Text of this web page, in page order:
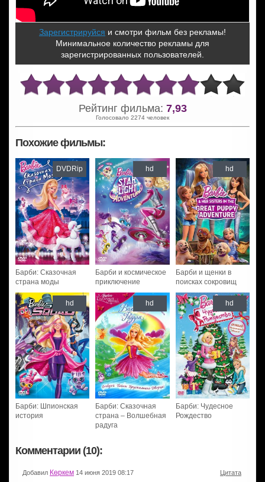
Зарегистрируйся и смотри фильм без рекламы!
Минимальное количество рекламы для
зарегистрированных пользователей.
Рейтинг фильма: 7,93
Голосовало 2274 человек
Похожие фильмы:
Барби: Сказочная
страна моды
DVDRip
Барби и космическое
приключение
hd
Барби и щенки в
поисках сокровищ
hd
Барби: Шпионская
история
hd
Барби: Сказочная
страна – Волшебная
радуга
hd
Барби: Чудесное
Рождество
hd
Комментарии (10):
Добавил Көркем 14 июня 2019 08:17 Цитата